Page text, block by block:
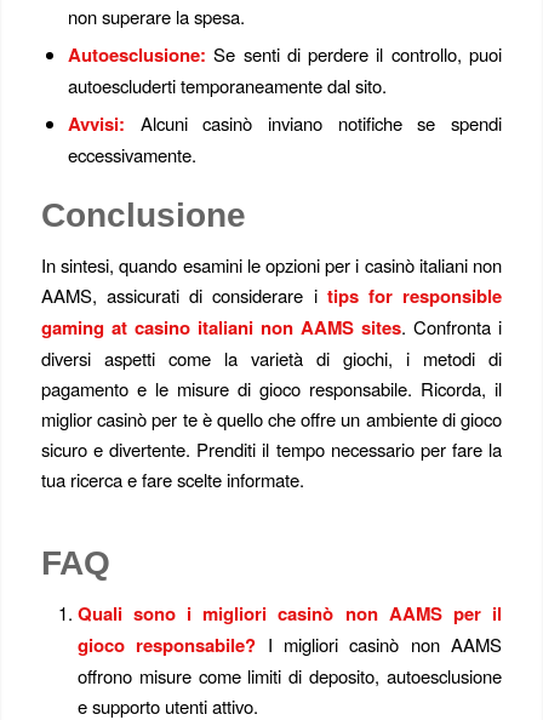
non superare la spesa.
Autoesclusione: Se senti di perdere il controllo, puoi
autoescluderti temporaneamente dal sito.
Avvisi: Alcuni casinò inviano notifiche se spendi
eccessivamente.
Conclusione
In sintesi, quando esamini le opzioni per i casinò italiani non
AAMS, assicurati di considerare i tips for responsible
gaming at casino italiani non AAMS sites. Confronta i
diversi aspetti come la varietà di giochi, i metodi di
pagamento e le misure di gioco responsabile. Ricorda, il
miglior casinò per te è quello che offre un ambiente di gioco
sicuro e divertente. Prenditi il tempo necessario per fare la
tua ricerca e fare scelte informate.
FAQ
Quali sono i migliori casinò non AAMS per il
gioco responsabile? I migliori casinò non AAMS
offrono misure come limiti di deposito, autoesclusione
e supporto utenti attivo.